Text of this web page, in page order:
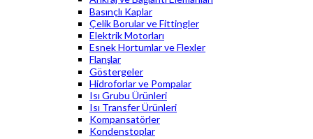
Basınçlı Kaplar
Çelik Borular ve Fittingler
Elektrik Motorları
Esnek Hortumlar ve Flexler
Flanşlar
Göstergeler
Hidroforlar ve Pompalar
Isı Grubu Ürünleri
Isı Transfer Ürünleri
Kompansatörler
Kondenstoplar